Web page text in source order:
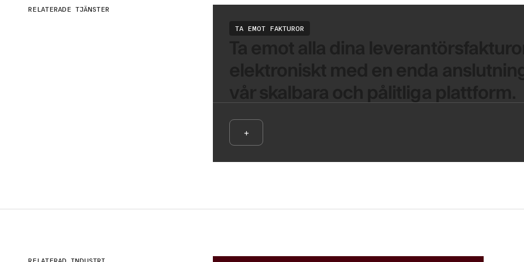
RELATERADE TJÄNSTER
TA EMOT FAKTUROR
+